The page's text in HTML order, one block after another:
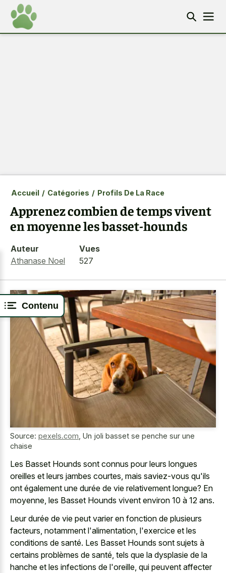
Contenu
Accueil / Catégories / Profils De La Race
Apprenez combien de temps vivent
en moyenne les basset-hounds
Auteur
Athanase Noel
Vues
527
Source: pexels.com Un joli basset se penche sur une
chaise
Les Basset Hounds sont connus pour leurs longues
oreilles et leurs jambes courtes , mais saviez-vous qu'ils
ont également une durée de vie relativement longue? En
moyenne, les Basset Hounds vivent environ 10 à 12 ans.
Leur durée de vie peut varier en fonction de plusieurs
facteurs, notamment l'alimentation, l'exercice et les
conditions de santé. Les Basset Hounds sont sujets à
certains problèmes de santé, tels que la dysplasie de la
hanche et les infections de l'oreille, qui peuvent affecter